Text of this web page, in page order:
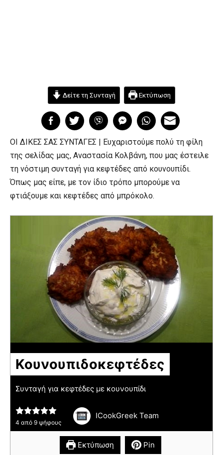
Δείτε τη Συνταγή Εκτύπωση
ΟΙ ΔΙΚΕΣ ΣΑΣ ΣΥΝΤΑΓΕΣ | Ευχαριστούμε πολύ τη φίλη
της σελίδας μας, Αναστασία Κολβάνη, που μας έστειλε
τη νόστιμη συνταγή για κεφτέδες από κουνουπίδι.
Όπως μας είπε, με τον ίδιο τρόπο μπορούμε να
φτιάξουμε και κεφτέδες από μπρόκολο.
Κουνουπιδοκεφτέδες
Συνταγή για κεφτέδες με κουνουπίδι
4 από 9 ψήφους
ICookGreek Team
Εκτύπωση
Pin